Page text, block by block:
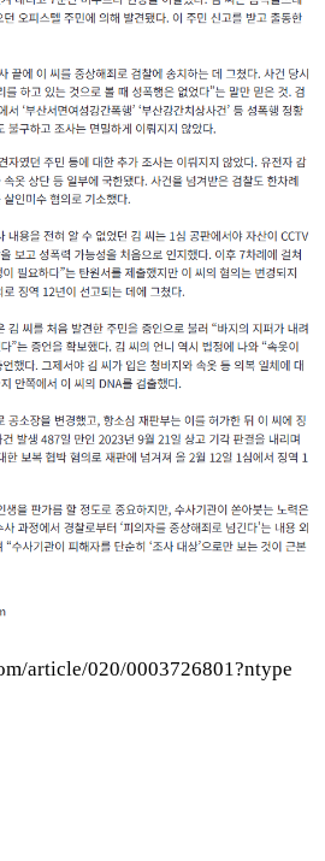
article/020/0003726801?ntype